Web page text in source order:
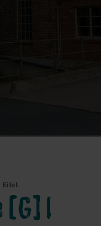
[G] |